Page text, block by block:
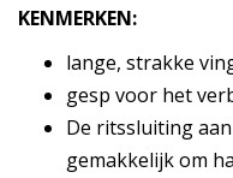
KENMERKEN:
lange, strakke
gesp voor het
De ritssluiting
gemakkelijk om